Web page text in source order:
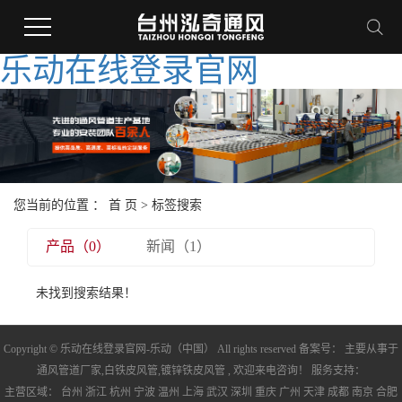
乐动在线登录官网
您当前的位置 ： 首 页 > 标签搜索
产品（0） 新闻（1）
未找到搜索结果！
Copyright © 乐动在线登录官网-乐动（中国） All rights reserved 备案号： 主要从事于
通风管道厂家, 白铁皮风管,镀锌铁皮风管 , 欢迎来电咨询！ 服务支持：
主营区域： 台州 浙江 杭州 宁波 温州 上海 武汉 深圳 重庆 广州 天津 成都 南京 合肥